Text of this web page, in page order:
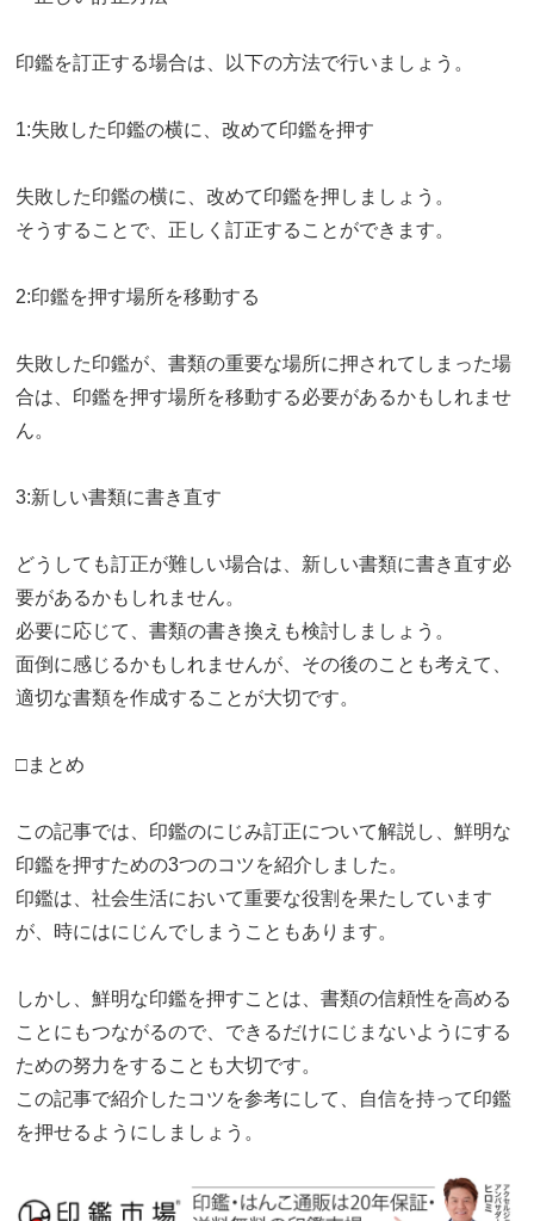
印鑑を訂正する場合は、以下の方法で行いましょう。
1:失敗した印鑑の横に、改めて印鑑を押す
失敗した印鑑の横に、改めて印鑑を押しましょう。
そうすることで、正しく訂正することができます。
2:印鑑を押す場所を移動する
失敗した印鑑が、書類の重要な場所に押されてしまった場
合は、印鑑を押す場所を移動する必要があるかもしれませ
ん。
3:新しい書類に書き直す
どうしても訂正が難しい場合は、新しい書類に書き直す必
要があるかもしれません。
必要に応じて、書類の書き換えも検討しましょう。
面倒に感じるかもしれませんが、その後のことも考えて、
適切な書類を作成することが大切です。
□まとめ
この記事では、印鑑のにじみ訂正について解説し、鮮明な
印鑑を押すための3つのコツを紹介しました。
印鑑は、社会生活において重要な役割を果たしています
が、時にはにじんでしまうこともあります。
しかし、鮮明な印鑑を押すことは、書類の信頼性を高める
ことにもつながるので、できるだけにじまないようにする
ための努力をすることも大切です。
この記事で紹介したコツを参考にして、自信を持って印鑑
を押せるようにしましょう。